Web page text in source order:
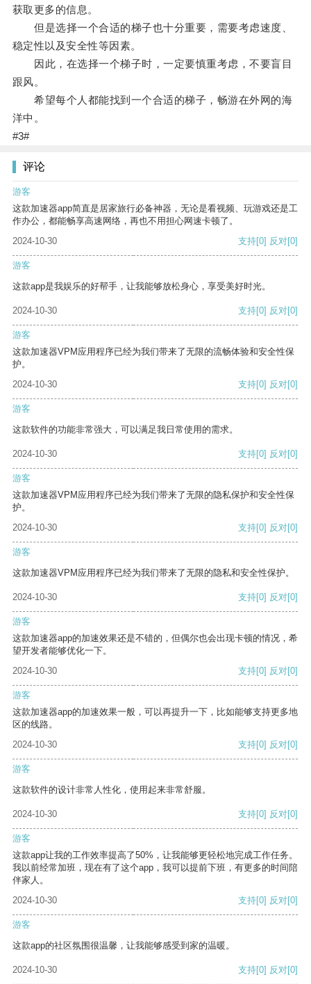
获取更多的信息。
但是选择一个合适的梯子也十分重要，需要考虑速度、
稳定性以及安全性等因素。
因此，在选择一个梯子时，一定要慎重考虑，不要盲目
跟风。
希望每个人都能找到一个合适的梯子，畅游在外网的海
洋中。
#3#
评论
游客
这款加速器app简直是居家旅行必备神器，无论是看视频、玩游戏还是工
作办公，都能畅享高速网络，再也不用担心网速卡顿了。
2024-10-30
支持[0] 反对[0]
游客
这款app是我娱乐的好帮手，让我能够放松身心，享受美好时光。
2024-10-30 支持[0] 反对[0]
游客
这款加速器VPM应用程序已经为我们带来了无限的流畅体验和安全性保
护。
2024-10-30
支持[0] 反对[0]
游客
这款软件的功能非常强大，可以满足我日常使用的需求。
2024-10-30 支持[0] 反对[0]
游客
这款加速器VPM应用程序已经为我们带来了无限的隐私保护和安全性保
护。
2024-10-30
支持[0] 反对[0]
游客
这款加速器VPM应用程序已经为我们带来了无限的隐私和安全性保护。
2024-10-30 支持[0] 反对[0]
游客
这款加速器app的加速效果还是不错的，但偶尔也会出现卡顿的情况，希
望开发者能够优化一下。
2024-10-30
支持[0] 反对[0]
游客
这款加速器app的加速效果一般，可以再提升一下，比如能够支持更多地
区的线路。
2024-10-30
支持[0] 反对[0]
游客
这款软件的设计非常人性化，使用起来非常舒服。
2024-10-30 支持[0] 反对[0]
游客
这款app让我的工作效率提高了50%，让我能够更轻松地完成工作任务。
我以前经常加班，现在有了这个app，我可以提前下班，有更多的时间陪
伴家人。
2024-10-30
支持[0] 反对[0]
游客
这款app的社区氛围很温馨，让我能够感受到家的温暖。
2024-10-30 支持[0] 反对[0]